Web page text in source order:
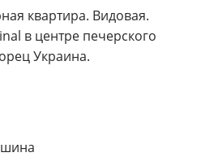
квартира. Видовая.
в центре печерского
Украина.